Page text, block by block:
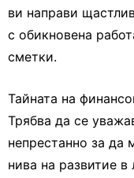
ви направи
с обикновена
сметки.
Тайната на
Трябва да се
непрестанно за да
нива на развитие